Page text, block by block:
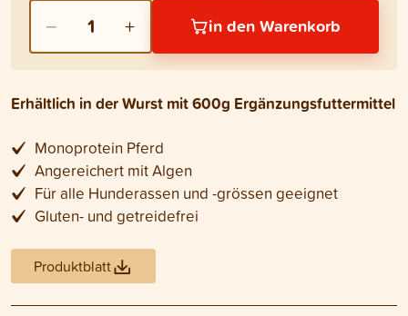
− 1 + in den Warenkorb
Erhältlich in der Wurst mit 600g Ergänzungsfuttermittel
Monoprotein Pferd
Angereichert mit Algen
Für alle Hunderassen und -grössen geeignet
Gluten- und getreidefrei
Produktblatt